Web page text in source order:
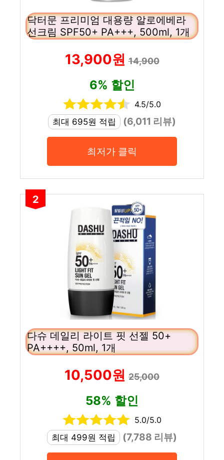
닥터문 프리미엄 대용량 알로에베라
선크림 SPF50+ PA+++, 500ml, 1개
13,900원14,900
6% 할인
4.5/5.0
최대 695원 적립
(6,011 리뷰)
최저가 클릭
2
다슈 데일리 라이트 핏 선젤 50+
PA++++, 50ml, 1개
10,500원 25,000
58% 할인
5.0/5.0
최대 499원 적립
(7,788 리뷰)